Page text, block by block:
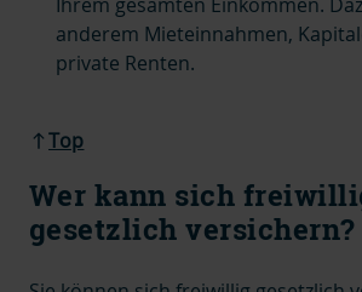
anderem Mieteinnahmen,
private Renten.
Top
Wer kann sich
gesetzlich versichern?